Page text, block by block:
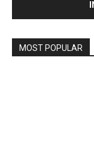
MOST POPULAR